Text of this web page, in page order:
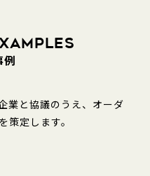
例
業と協議のうえ、オーダ
策定します。